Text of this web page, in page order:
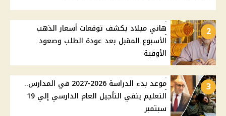
2
هاني ميلاد يكشف توقعات أسعار الذهب
الأسبوع المقبل بعد عودة الطلب وصعود
الأوقية
3
موعد بدء الدراسة 2026-2027 في المدارس..
التعليم ينفي التأجيل العام الدارسي إلي 19
سبتمبر